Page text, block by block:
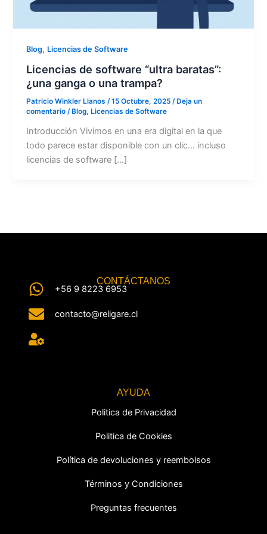
Blog, Licencias de Software
Licencias de software “ultra baratas”:
¿una ganga o una trampa?
Patricio Winkler Llanos/15 Octubre, 2025/ Deja un
comentario / Blog, Licencias de Software
Introducción Vivimos en una era digital en la que
todo parece estar disponible con un clic… incluso
licencias de software […]
CONTÁCTANOS
+56 9 8223 6953
contacto@religare.cl
AYUDA
Politica de Privacidad
Politica de Cookies
Política de devoluciones y reembolsos
Términos y Condiciones
Preguntas frecuentes